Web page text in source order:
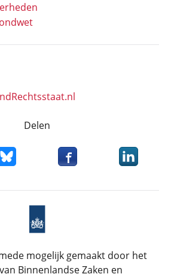
Delen
X dit item op Bluesky
Deel dit item opDeel dit
mogelijk gemaakt door het
Binnenlandse Zaken en